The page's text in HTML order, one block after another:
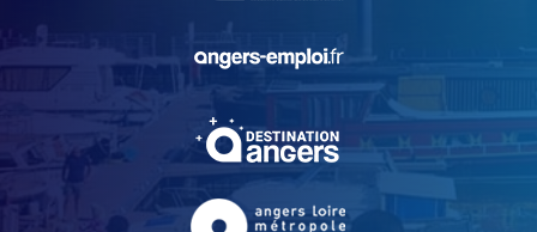
, Ouvre une nouvelle
, Ouvre une nouvelle